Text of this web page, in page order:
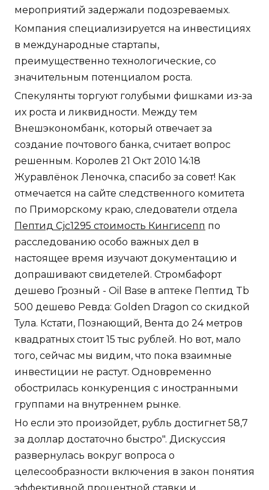
мероприятий задержали подозреваемых.
Компания специализируется на инвестициях
в международные стартапы,
преимущественно технологические, со
значительным потенциалом роста.
Спекулянты торгуют голубыми фишками из-за
их роста и ликвидности. Между тем
Внешэкономбанк, который отвечает за
создание почтового банка, считает вопрос
решенным. Королев 21 Окт 2010 14:18
Журавлёнок Леночка, спасибо за совет! Как
отмечается на сайте следственного комитета
по Приморскому краю, следователи отдела
Пептид Cjc1295 стоимость Кингисепп по
расследованию особо важных дел в
настоящее время изучают документацию и
допрашивают свидетелей. Стромбафорт
дешево Грозный - Oil Base в аптеке Пептид Tb
500 дешево Ревда: Golden Dragon со скидкой
Тула. Кстати, Познающий, Вента до 24 метров
квадратных стоит 15 тыс рублей. Но вот, мало
того, сейчас мы видим, что пока взаимные
инвестиции не растут. Одновременно
обострилась конкуренция с иностранными
группами на внутреннем рынке.
Но если это произойдет, рубль достигнет 58,7
за доллар достаточно быстро". Дискуссия
развернулась вокруг вопроса о
целесообразности включения в закон понятия